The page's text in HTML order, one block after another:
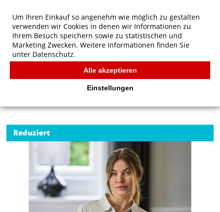
Tee Jays Damen Luxus Stretch Polo
Reduziert
Um Ihren Einkauf so angenehm wie möglich zu gestalten
verwenden wir Cookies in denen wir Informationen zu
Ihrem Besuch speichern sowie zu statistischen und
Marketing Zwecken. Weitere Informationen finden Sie
unter Datenschutz.
Alle akzeptieren
Einstellungen